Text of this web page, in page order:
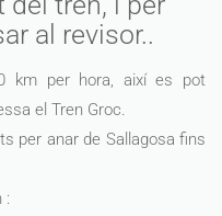
al revisor..
km per hora, així es pot
el Tren Groc.
per anar de Sallagosa fins
: